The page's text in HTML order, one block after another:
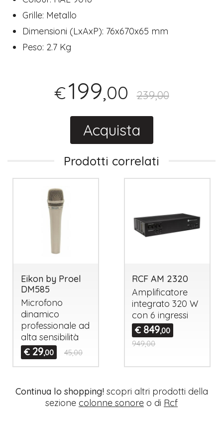
Grille: Metallo
Dimensioni (LxAxP): 76x670x65 mm
Peso: 2.7 Kg
€199,00 239,00
Acquista
Prodotti correlati
Eikon by Proel
DM585
Microfono
dinamico
professionale ad
alta sensibilità
€ 29,00 45,00
RCF AM 2320
Amplificatore
integrato 320 W
con 6 ingressi
€ 849,00
949,00
Continua lo shopping!scopri altri prodotti della
sezione colonne sonore o di Rcf